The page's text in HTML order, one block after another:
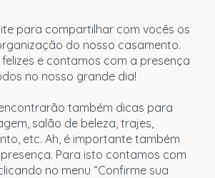
para compartilhar com vocês os
do nosso casamento.
e contamos com a presença
no nosso grande dia!
também dicas para
salão de beleza, trajes,
etc. Ah, é importante também
Para isto contamos com
no menu “Confirme sua